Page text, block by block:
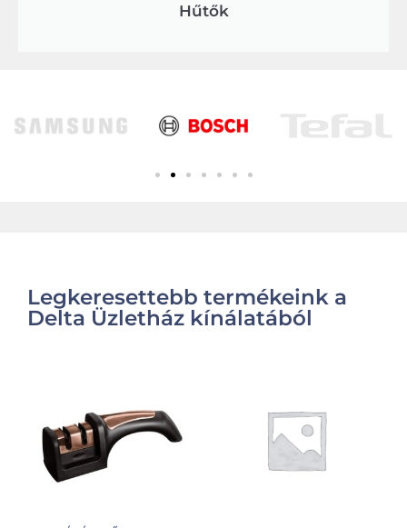
Hűtők
Legkeresettebb termékeink a
Delta Üzletház kínálatából